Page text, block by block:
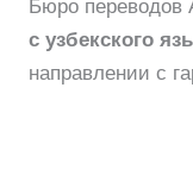
Бюро переводов
с узбекского
направлении с